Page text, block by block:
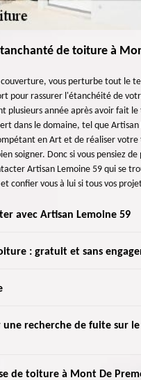
de toiture à
vous perturbe tout le
pour rassurer l'étanchéité de
plusieurs année après avoir fait
dans le domaine, tel que
en Art et de réaliser
soigner. Donc si vous pensiez de
Artisan Lemoine 59 qui se
confier vous à lui si tous vos
avec Artisan Lemoine 59
sur votre toiture, contactez
une bonne nouvelle.
de faire le mieux pour ne
prévention est plus facile que
: gratuit et sans
de toit gratuit, faites
atteindre la tenue de votre toit
concerne les
Faire durer la toiture, c’est
des travaux pour
59 est présent pour vous
de la toiture, la pose de
recherche de fuite sur
nos artisans couvreurs peuvent
de toiture à Mont De